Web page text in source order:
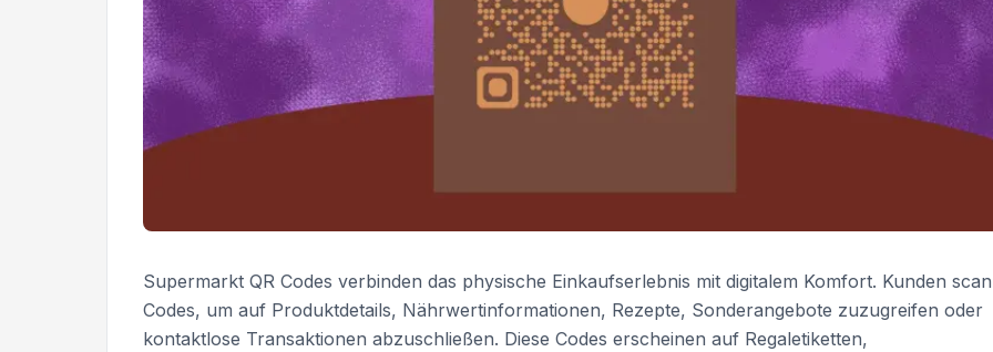
Supermarkt QR Codes verbinden das physische Einkaufserlebnis mit digitalem Komfort. Kunden
Codes, um auf Produktdetails, Nährwertinformationen, Rezepte, Sonderangebote zuzugreifen oder
kontaktlose Transaktionen abzuschließen. Diese Codes erscheinen auf Regaletiketten,